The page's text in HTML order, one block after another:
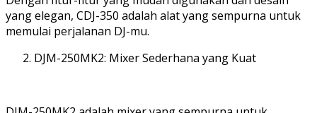
yang elegan, CDJ-350 adalah alat yang sempurna untuk
memulai perjalanan DJ-mu.
DJM-250MK2: Mixer Sederhana yang Kuat